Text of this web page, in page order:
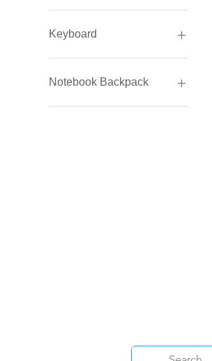
PSG Gaming Mouse Pad
Keyboard
PSG Gaming Keyboard
Notebook Backpack
PSG Backpack